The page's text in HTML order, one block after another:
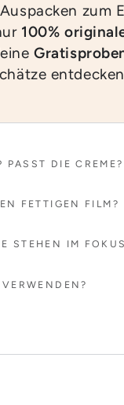
zum
100%
PASST DIE CREME?
FETTIGEN FILM?
STEHEN IM